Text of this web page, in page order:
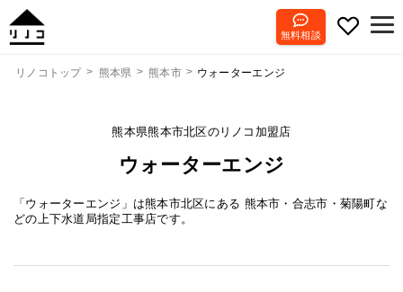
無料相談
リノコトップ 熊本県 熊本市 ウォーターエンジ
熊本県熊本市北区のリノコ加盟店
ウォーターエンジ
「ウォーターエンジ」は熊本市北区にある 熊本市・合志市・菊陽町な
どの上下水道局指定工事店です。